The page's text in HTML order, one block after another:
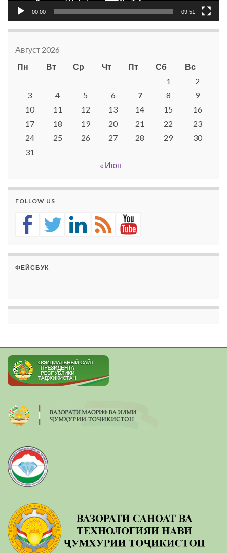
00:00 09:51
Август 2026
Пн
Вт Ср Чт Пт Сб
Вс
1
2
3
4 5 6 7 8
9
10
11 12 13 14 15
16
17
18 19 20 21 22
23
24
25 26 27 28 29
30
31
« Июн
FOLLOW US
ФЕЙСБУК